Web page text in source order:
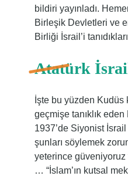
bildiri yayınladı.
Birleşik Devletleri ve
Birliği İsrail’i
Atatürk
İşte bu yüzden
geçmişe tanıklık
1937’de Siyonist
şunları söylemek
yeterince
… “İslam’ın kutsal